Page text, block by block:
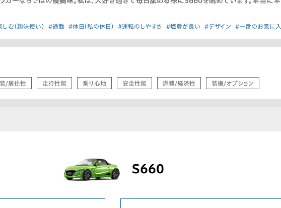
む（趣味使い） #通勤 #休日（私の休日） #運転のしやすさ #燃費が良い #デザイン #一番のお気に入
/居住性 走行性能 乗り心地 安全性能 燃費/経済性 装備/オプション
S660